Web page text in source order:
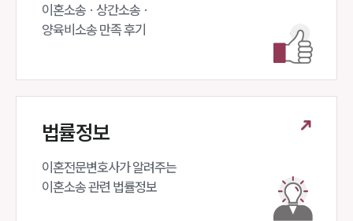
이혼소송 · 상간소송 ·
양육비소송 만족 후기
법률정보
이혼전문변호사가 알려주는
이혼소송 관련 법률정보